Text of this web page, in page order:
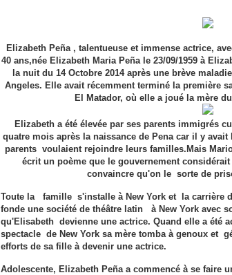
Elizabeth Peña , talentueuse et immense actrice,
40 ans,née Elizabeth Maria Peña le 23/09/1959 à
la nuit du 14 Octobre 2014 après une brève
Angeles. Elle avait récemment terminé la première
El Matador, où elle a joué la mère
Elizabeth a été élevée par ses parents immigrés
quatre mois après la naissance de Pena car il y
parents voulaient rejoindre leurs familles.Mais
écrit un poème que le gouvernement
convaincre qu'on le sorte de
Toute la famille s'installe à New York et la carrière
fonde une société de théâtre latin à New York avec
qu'Elisabeth devienne une actrice. Quand elle a été
spectacle de New York sa mère tomba à genoux et
efforts de sa fille à devenir une actrice.
Adolescente, Elizabeth Peña a commencé à se